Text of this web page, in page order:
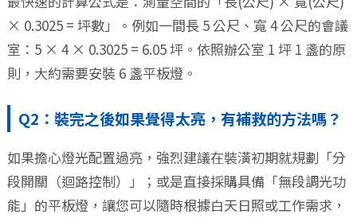
× 0.3025 = 坪數」。例如一間長 5 公尺、寬 4 公尺的會議
室：5 × 4 × 0.3025 = 6.05 坪。依照辦公室 1 坪 1 盞的原
則，大約需要安裝 6 盞平板燈。
Q2：裝完之後如果覺得太亮，有補救的方法嗎？
如果擔心燈光配置過亮，強烈建議在裝潢初期就規劃「分
段開關（迴路控制）」；或是直接採購具備「無段調光功
能」的平板燈，讓您可以隨時根據白天日照或工作需求，